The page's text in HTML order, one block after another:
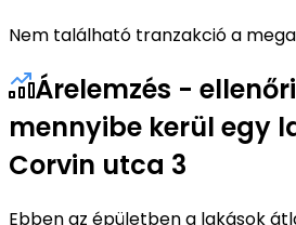
Nem található tranzakció a
Árelemzés -
mennyibe kerül egy
Corvin utca 3
Ebben az épületben a lakások